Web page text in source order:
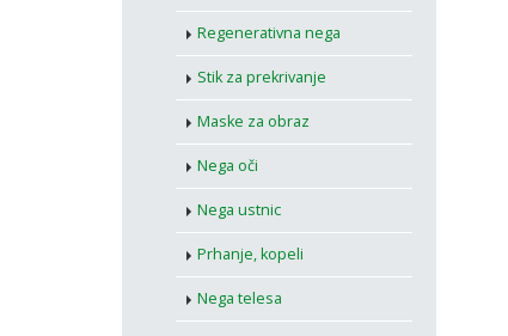
Regenerativna nega
Stik za prekrivanje
Maske za obraz
Nega oči
Nega ustnic
Prhanje, kopeli
Nega telesa